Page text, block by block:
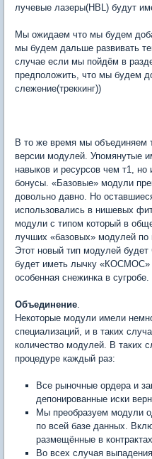
лучевые лазеры(HBL) будут
Мы ожидаем что мы будем
мы будем дальше развивать
случае если мы пойдём в
предположить, что мы будем
слежение(треккинг))
В то же время мы объединяем
версии модулей. Упомянутые
навыков и ресурсов чем т1,
бонусы. «Базовые» модули
довольно давно. Но
использовались в нишевых
модули с типом который в
лучших «базовых» модулей по
Этот новый тип модулей будет
будет иметь лычку «КОСМОС»
особенная снежинка в сугробе.
Объединение
Некоторые модули имели
специализаций, и в таких
количество модулей. В таких
процедуре каждый раз:
Все рыночные ордера и
депонированные иски
Мы преобразуем модули
по всей базе данных.
размещённые в контрактах.
Во всех случая